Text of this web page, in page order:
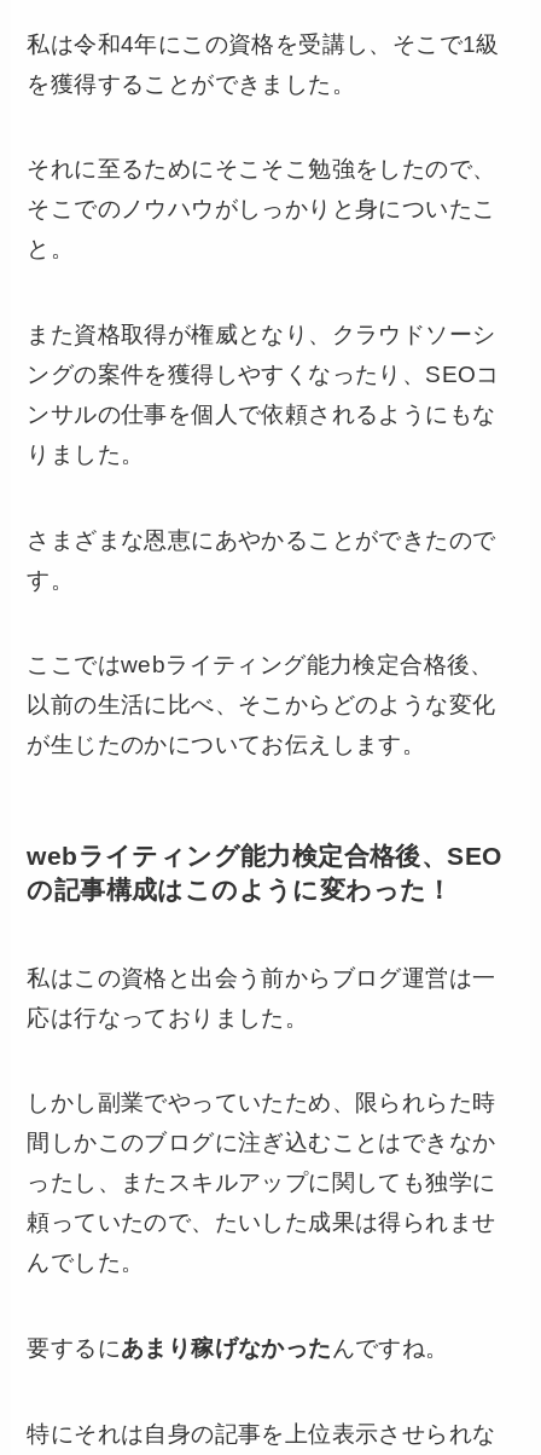
私は令和4年にこの資格を受講し、そこで1級
を獲得することができました。
それに至るためにそこそこ勉強をしたので、
そこでのノウハウがしっかりと身についたこ
と。
また資格取得が権威となり、クラウドソーシ
ングの案件を獲得しやすくなったり、SEOコ
ンサルの仕事を個人で依頼されるようにもな
りました。
さまざまな恩恵にあやかることができたので
す。
ここではwebライティング能力検定合格後、
以前の生活に比べ、そこからどのような変化
が生じたのかについてお伝えします。
webライティング能力検定合格後、SEO
の記事構成はこのように変わった！
私はこの資格と出会う前からブログ運営は一
応は行なっておりました。
しかし副業でやっていたため、限られらた時
間しかこのブログに注ぎ込むことはできなか
ったし、またスキルアップに関しても独学に
頼っていたので、たいした成果は得られませ
んでした。
要するにあまり稼げなかったんですね。
特にそれは自身の記事を上位表示させられな